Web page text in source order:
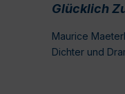
Glücklich
Maurice
Dichter und